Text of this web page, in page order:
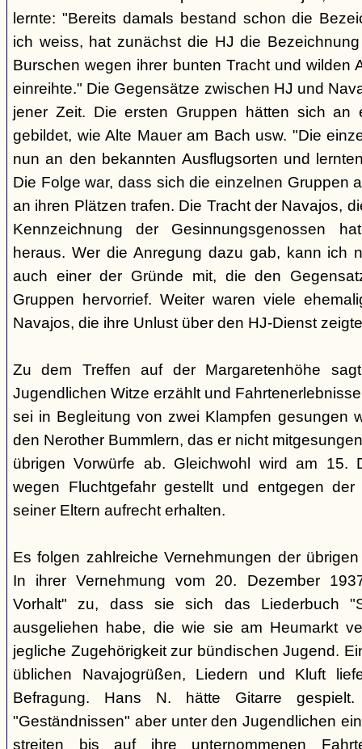
lernte: "Bereits damals bestand schon die
ich weiss, hat zunächst die HJ die
Burschen wegen ihrer bunten Tracht und wilden
einreihte." Die Gegensätze zwischen HJ und
jener Zeit. Die ersten Gruppen hätten sich an
gebildet, wie Alte Mauer am Bach usw. "Die
nun an den bekannten Ausflugsorten und
Die Folge war, dass sich die einzelnen Gruppen
an ihren Plätzen trafen. Die Tracht der Navajos,
Kennzeichnung der Gesinnungsgenossen
heraus. Wer die Anregung dazu gab, kann ich
auch einer der Gründe mit, die den
Gruppen hervorrief. Weiter waren viele
Navajos, die ihre Unlust über den HJ-Dienst
Zu dem Treffen auf der Margaretenhöhe
Jugendlichen Witze erzählt und
sei in Begleitung von zwei Klampfen gesungen
den Nerother Bummlern, das er nicht
übrigen Vorwürfe ab. Gleichwohl wird am 15.
wegen Fluchtgefahr gestellt und entgegen
seiner Eltern aufrecht erhalten.
Es folgen zahlreiche Vernehmungen der
In ihrer Vernehmung vom 20. Dezember
Vorhalt" zu, dass sie sich das Liederbuch
ausgeliehen habe, die wie sie am Heumarkt
jegliche Zugehörigkeit zur bündischen Jugend.
üblichen Navajogrüßen, Liedern und Kluft
Befragung. Hans N. hätte Gitarre
"Geständnissen" aber unter den Jugendlichen
streiten bis auf ihre unternommenen